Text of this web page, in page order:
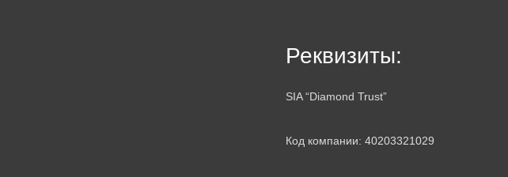
Реквизиты:
SIA “Diamond Trust”
Код компании: 40203321029